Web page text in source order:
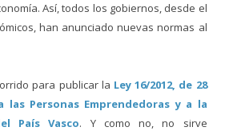
Así, todos los gobiernos, desde el
han anunciado nuevas normas al
para publicar la Ley 16/2012, de 28
Personas Emprendedoras y a la
País Vasco. Y como no, no sirve